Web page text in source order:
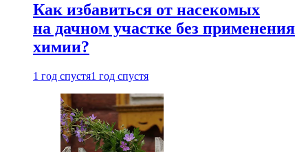
Как избавиться от насекомых
на дачном участке без применения
химии?
1 год спустя1 год спустя